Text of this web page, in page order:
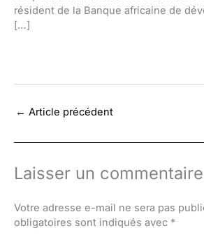
résident de la Banque africaine de
[…]
← Article précédent
Laisser un commentaire
Votre adresse e-mail ne sera pas
obligatoires sont indiqués avec *